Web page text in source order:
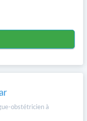
obstétricien à